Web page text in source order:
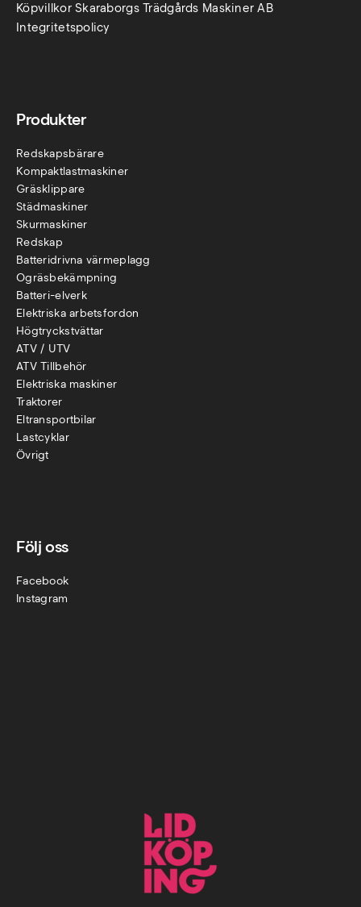
Köpvillkor Skaraborgs Trädgårds Maskiner AB
Integritetspolicy
Produkter
Redskapsbärare
Kompaktlastmaskiner
Gräsklippare
Städmaskiner
Skurmaskiner
Redskap
Batteridrivna värmeplagg
Ogräsbekämpning
Batteri-elverk
Elektriska arbetsfordon
Högtryckstvättar
ATV / UTV
ATV Tillbehör
Elektriska maskiner
Traktorer
Eltransportbilar
Lastcyklar
Övrigt
Följ oss
Facebook
Instagram